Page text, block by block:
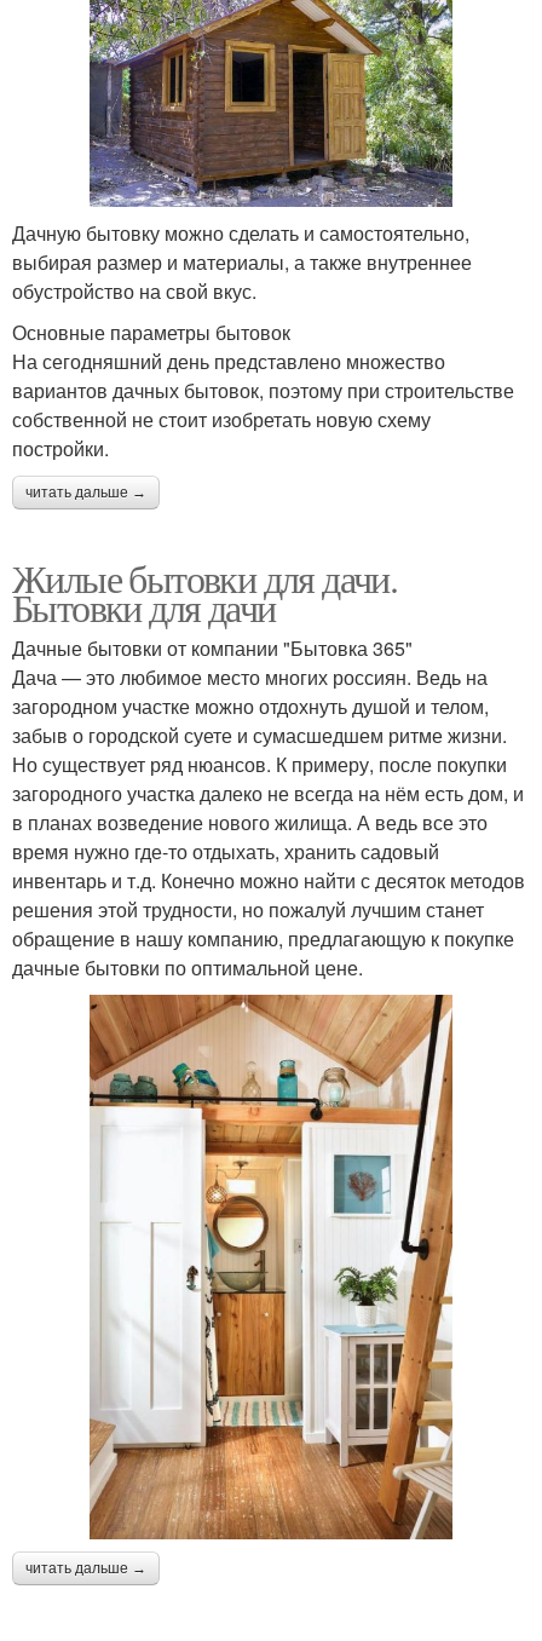
Дачную бытовку можно сделать и самостоятельно,
выбирая размер и материалы, а также внутреннее
обустройство на свой вкус.
Основные параметры бытовок
На сегодняшний день представлено множество
вариантов дачных бытовок, поэтому при строительстве
собственной не стоит изобретать новую схему
постройки.
читать дальше →
Жилые бытовки для дачи.
Бытовки для дачи
Дачные бытовки от компании "Бытовка 365"
Дача — это любимое место многих россиян. Ведь на
загородном участке можно отдохнуть душой и телом,
забыв о городской суете и сумасшедшем ритме жизни.
Но существует ряд нюансов. К примеру, после покупки
загородного участка далеко не всегда на нём есть дом, и
в планах возведение нового жилища. А ведь все это
время нужно где-то отдыхать, хранить садовый
инвентарь и т.д. Конечно можно найти с десяток методов
решения этой трудности, но пожалуй лучшим станет
обращение в нашу компанию, предлагающую к покупке
дачные бытовки по оптимальной цене.
читать дальше →